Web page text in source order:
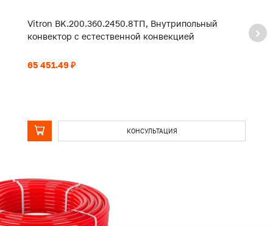
Vitron BK.200.360.2450.8ТП, Внутрипольный
конвектор с естественной конвекцией
65 451.49 ₽
КОНСУЛЬТАЦИЯ